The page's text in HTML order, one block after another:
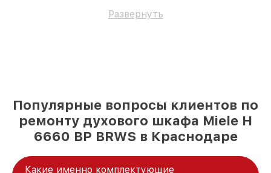
Развернуть
Популярные вопросы клиентов по
ремонту духового шкафа Miele H
6660 BP BRWS в Краснодаре
Какие именно комплектующие